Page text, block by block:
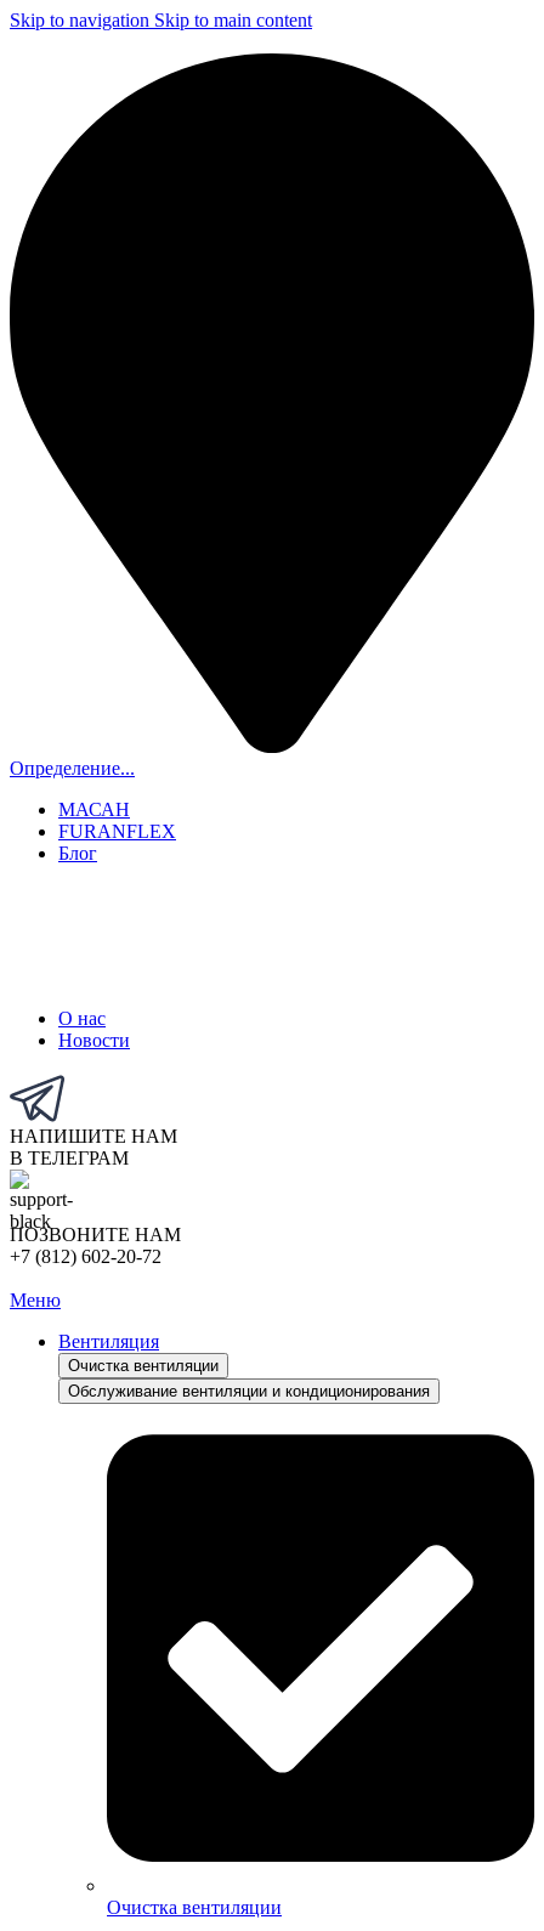
Skip to navigation Skip to main content
Определение...
МАСАН
FURANFLEX
Блог
О нас
Новости
НАПИШИТЕ НАМ
В ТЕЛЕГРАМ
ПОЗВОНИТЕ НАМ
+7 (812) 602-20-72
Меню
Вентиляция
Очистка вентиляции
Обслуживание вентиляции и кондиционирования
Очистка вентиляции